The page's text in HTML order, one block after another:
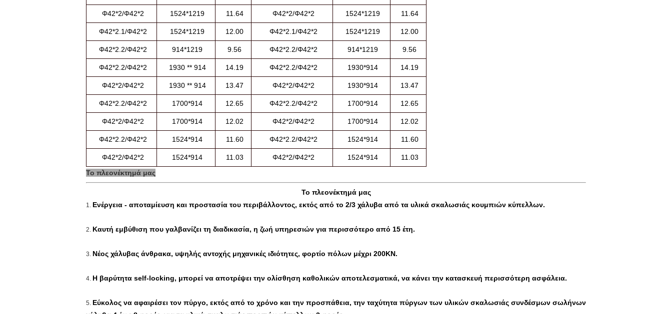
Φ42*2/Φ42*2 1524*1219 11.64 Φ42*2/Φ42*2 1524*1219 11.64
Φ42*2.1/Φ42*2 1524*1219 12.00 Φ42*2.1/Φ42*2 1524*1219 12.00
Φ42*2.2/Φ42*2 914*1219 9.56 Φ42*2.2/Φ42*2 914*1219 9.56
Φ42*2.2/Φ42*2 1930 ** 914 14.19 Φ42*2.2/Φ42*2 1930*914 14.19
Φ42*2/Φ42*2 1930 ** 914 13.47 Φ42*2/Φ42*2 1930*914 13.47
Φ42*2.2/Φ42*2 1700*914 12.65 Φ42*2.2/Φ42*2 1700*914 12.65
Φ42*2/Φ42*2 1700*914 12.02 Φ42*2/Φ42*2 1700*914 12.02
Φ42*2.2/Φ42*2 1524*914 11.60 Φ42*2.2/Φ42*2 1524*914 11.60
Φ42*2/Φ42*2 1524*914 11.03 Φ42*2/Φ42*2 1524*914
11.03
Το πλεονέκτημά μας
Το πλεονέκτημά μας
1. Ενέργεια - αποταμίευση και προστασία του περιβάλλοντος, εκτός από το 2/3 χάλυβα από τα υλικά σκαλωσιάς κουμπιών κύπελλων.
2. Καυτή εμβύθιση που γαλβανίζει τη διαδικασία, η ζωή υπηρεσιών για περισσότερο από 15 έτη.
3. Νέος χάλυβας άνθρακα, υψηλής αντοχής μηχανικές ιδιότητες, φορτίο πόλων μέχρι 200KN.
4. Η βαρύτητα self-locking, μπορεί να αποτρέψει την ολίσθηση καθολικών αποτελεσματικά, να κάνει την κατασκευή περισσότερη ασφάλεια.
5. Εύκολος να αφαιρέσει τον πύργο, εκτός από το χρόνο και την προσπάθεια, την ταχύτητα πύργων των υλικών σκαλωσιάς συνδέσμων σωλήνων